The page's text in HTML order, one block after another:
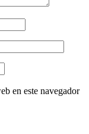
en este navegador